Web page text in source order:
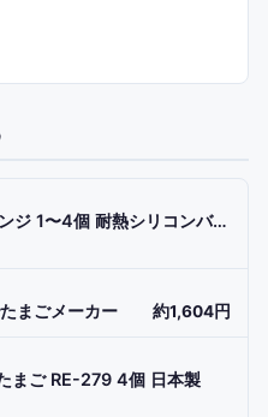
〜4個 耐熱シリコンバンド付き
まごメーカー 約1,604円
まご RE-279 4個 日本製